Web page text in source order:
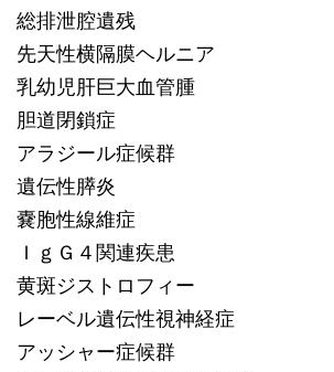
総排泄腔遺残
先天性横隔膜ヘルニア
乳幼児肝巨大血管腫
胆道閉鎖症
アラジール症候群
遺伝性膵炎
嚢胞性線維症
ＩｇＧ４関連疾患
黄斑ジストロフィー
レーベル遺伝性視神経症
アッシャー症候群